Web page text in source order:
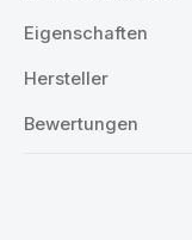
Eigenschaften
Hersteller
Bewertungen